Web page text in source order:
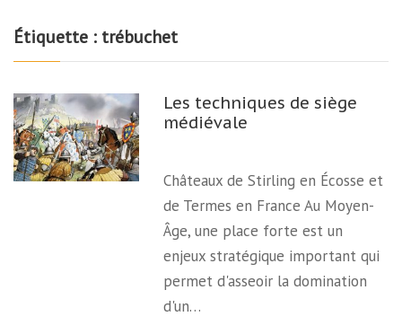
Étiquette : trébuchet
Les techniques de siège
médiévale
Châteaux de Stirling en Écosse et
de Termes en France Au Moyen-
Âge, une place forte est un
enjeux stratégique important qui
permet d'asseoir la domination
d'un…